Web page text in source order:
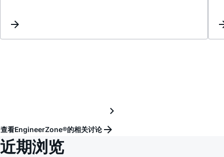
查看EngineerZone®的相关讨论
近期浏览